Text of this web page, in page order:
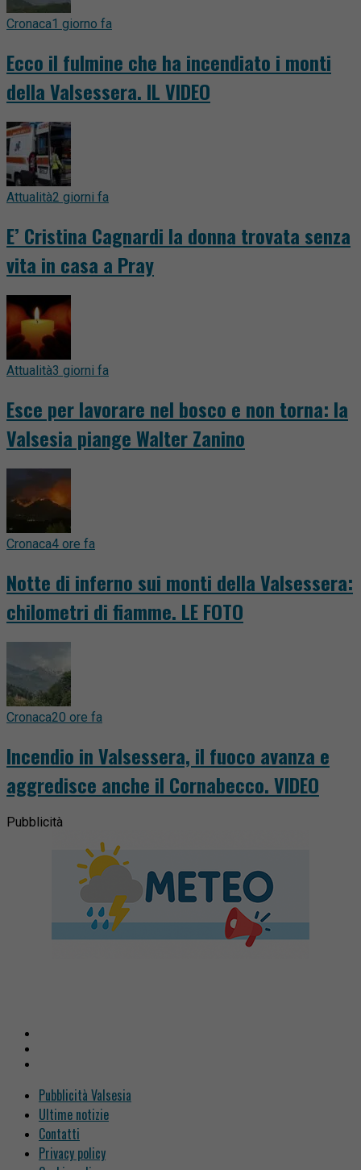
Cronaca1 giorno fa
Ecco il fulmine che ha incendiato i monti
della Valsessera. IL VIDEO
Attualità2 giorni fa
E’ Cristina Cagnardi la donna trovata senza
vita in casa a Pray
Attualità3 giorni fa
Esce per lavorare nel bosco e non torna: la
Valsesia piange Walter Zanino
Cronaca4 ore fa
Notte di inferno sui monti della Valsessera:
chilometri di fiamme. LE FOTO
Cronaca20 ore fa
Incendio in Valsessera, il fuoco avanza e
aggredisce anche il Cornabecco. VIDEO
Pubblicità
Pubblicità Valsesia
Ultime notizie
Contatti
Privacy policy